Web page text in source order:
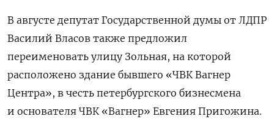
В августе депутат Государственной думы от ЛДПР
Василий Власов также предложил
переименовать улицу Зольная, на которой
расположено здание бывшего «ЧВК Вагнер
Центра», в честь петербургского бизнесмена
и основателя ЧВК «Вагнер» Евгения Пригожина.